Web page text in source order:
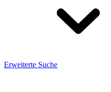
Erweiterte Suche